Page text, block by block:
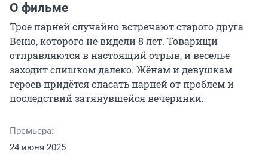
О фильме
Трое парней случайно встречают старого друга
Веню, которого не видели 8 лет. Товарищи
отправляются в настоящий отрыв, и веселье
заходит слишком далеко. Жёнам и девушкам
героев придётся спасать парней от проблем и
последствий затянувшейся вечеринки.
Премьера:
24 июня 2025